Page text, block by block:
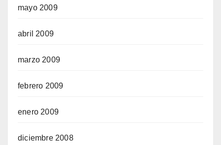
mayo 2009
abril 2009
marzo 2009
febrero 2009
enero 2009
diciembre 2008